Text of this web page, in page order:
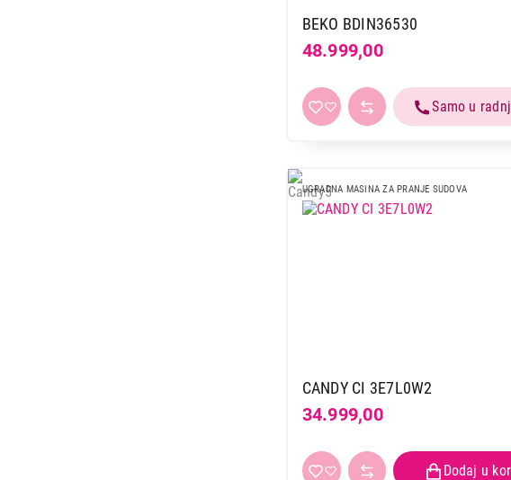
BEKO BDIN36530
48.999,00
UGRADNA MASINA ZA PRANJE SUDOVA
CANDY CI 3E7L0W2
34.999,00
BEKO
Ukupno u